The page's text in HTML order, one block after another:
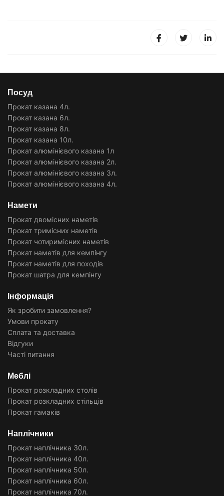
Посуд
Прокат казана 4л.
Прокат казана 6л.
Прокат казана 8л.
Прокат казана 10л.
Прокат алюмінієвого казана 1л
Прокат алюмінієвого казана 2л.
Прокат алюмінієвого казана 3л.
Прокат алюмінієвого казана 4л.
Намети
Прокат двомісних наметів
Прокат тримісних наметів
Прокат чотиримісних наметів
Прокат наметів для кемпінгу
Прокат наметів для походів
Прокат шатра для кемпінгу
Інформація
Як зробити замовлення?
Умови прокату
Сплата та доставка
Відгуки
Часті питання
Меблі
Прокат розкладних столів
Прокат розкладних стільців
Прокат гамаків
Наплічники
Прокат наплічника 30л.
Прокат наплічника 40л.
Прокат наплічника 50л.
Прокат наплічника 60л.
Прокат наплічника 70л.